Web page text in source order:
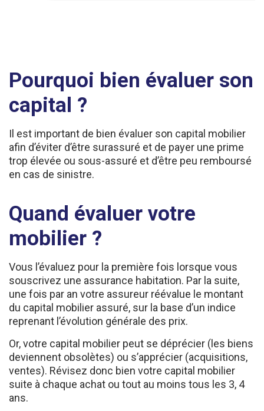
Pourquoi bien évaluer son
capital ?
Il est important de bien évaluer son capital mobilier
afin d’éviter d’être surassuré et de payer une prime
trop élevée ou sous-assuré et d’être peu remboursé
en cas de sinistre.
Quand évaluer votre
mobilier ?
souscrivez une assurance habitation. Par la suite,
une fois par an votre assureur réévalue le montant
du capital mobilier assuré, sur la base d’un indice
reprenant l’évolution générale des prix.
Or, votre capital mobilier peut se déprécier (les biens
deviennent obsolètes) ou s’apprécier (acquisitions,
ventes). Révisez donc bien votre capital mobilier
suite à chaque achat ou tout au moins tous les 3, 4
ans.